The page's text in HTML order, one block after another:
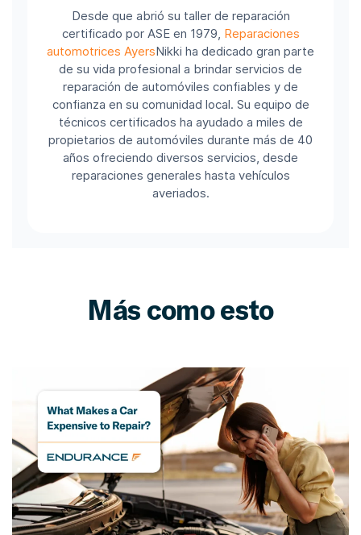
Desde que abrió su taller de reparación
certificado por ASE en 1979, Reparaciones
automotrices AyersNikki ha dedicado gran parte
de su vida profesional a brindar servicios de
reparación de automóviles confiables y de
confianza en su comunidad local. Su equipo de
técnicos certificados ha ayudado a miles de
propietarios de automóviles durante más de 40
años ofreciendo diversos servicios, desde
reparaciones generales hasta vehículos
averiados.
Más como esto